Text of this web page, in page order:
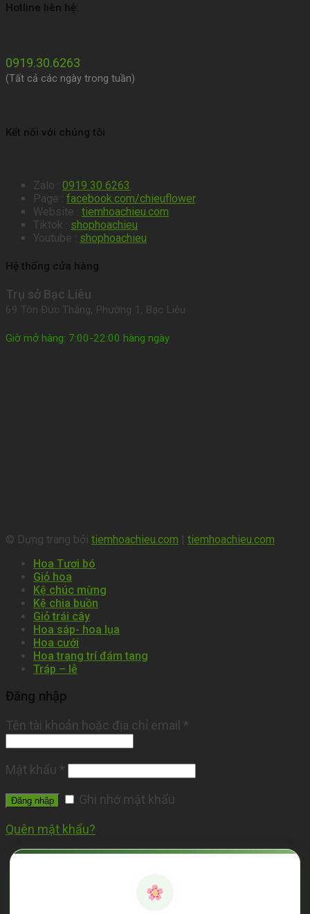
Hotline liên hệ:
0919.30.6263
(Tất cả các ngày trong tuần)
Kết nối với chúng tôi
Zalo : 0919 30 6263
Page : facebook.com/chieuflower.
Website : tiemhoachieu.com
Tiktok : shophoachieu
Youtube : shophoachieu
Hệ thống cửa hàng
Trụ sở Bạc Liêu
69 Tôn Đức Thắng, Phường 1, Bạc Liêu
Giờ mở hàng: 7:00-22:00 hàng ngày
© Dựng trang bởi tiemhoachieu.com
tiemhoachieu.com
Hoa Tươi bó
Giỏ hoa
Kệ chúc mừng
Kệ chia buồn
Giỏ trái cây
Hoa sáp- hoa lụa
Hoa cưới
Hoa trang trí đám tang
Tráp – lễ
Đăng nhập
Tên tài khoản hoặc địa chỉ email *
Mật khẩu *
Đăng nhập Ghi nhớ mật khẩu
Quên mật khẩu?